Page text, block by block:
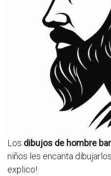
Los dibujos de hombre
niños les encanta
explico!